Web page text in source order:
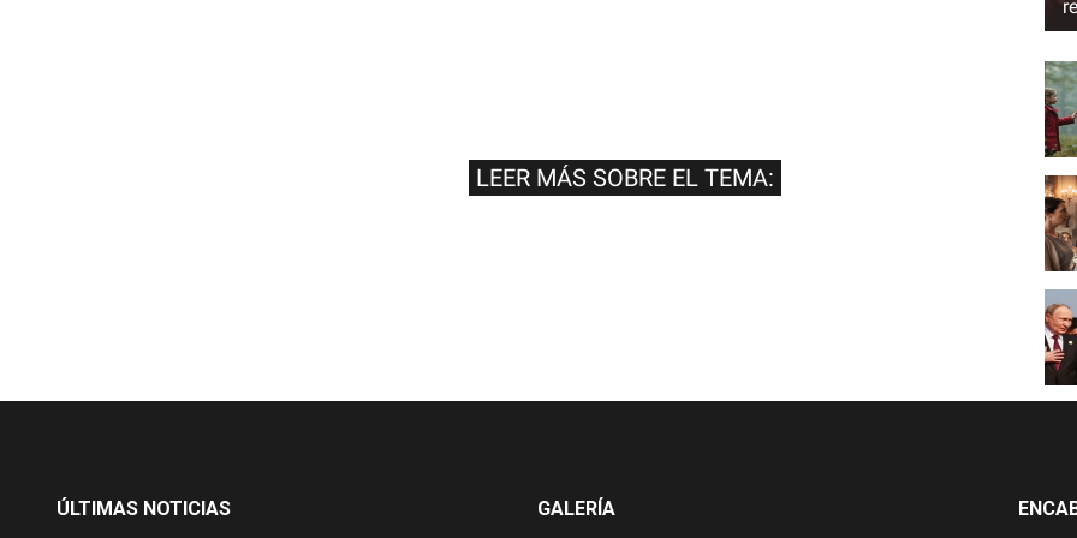
LEER MÁS SOBRE EL TEMA:
ÚLTIMAS NOTICIAS GALERÍA